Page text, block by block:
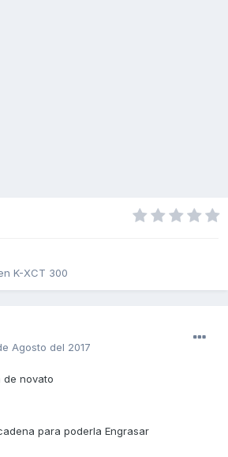
K-XCT 300
Agosto del 2017
de novato
para poderla Engrasar